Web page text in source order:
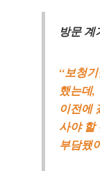
방문 계
“보청
했는데,
이전에
사야 할
부담됐